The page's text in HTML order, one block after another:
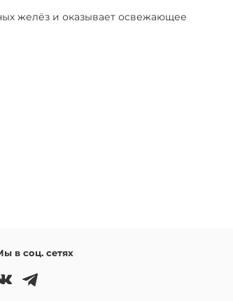
желёз и оказывает освежающее
в соц. сетях